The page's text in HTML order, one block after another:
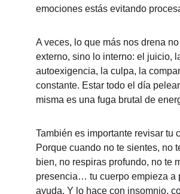
emociones estás evitando
A veces, lo que más nos drena
externo, sino lo interno: el juicio,
autoexigencia, la culpa, la
constante. Estar todo el día
misma es una fuga brutal de
También es importante revisar tu
Porque cuando no te sientes, no
bien, no respiras profundo, no te
presencia… tu cuerpo empieza a
ayuda. Y lo hace con insomnio,